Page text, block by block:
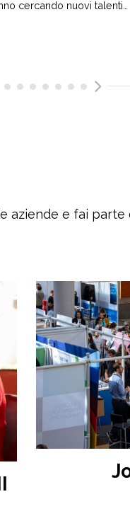
cercando nuovi talenti…
aziende e fai parte